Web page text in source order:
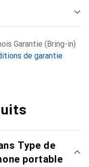
Garantie (Bring-in)
de garantie
Type de
portable